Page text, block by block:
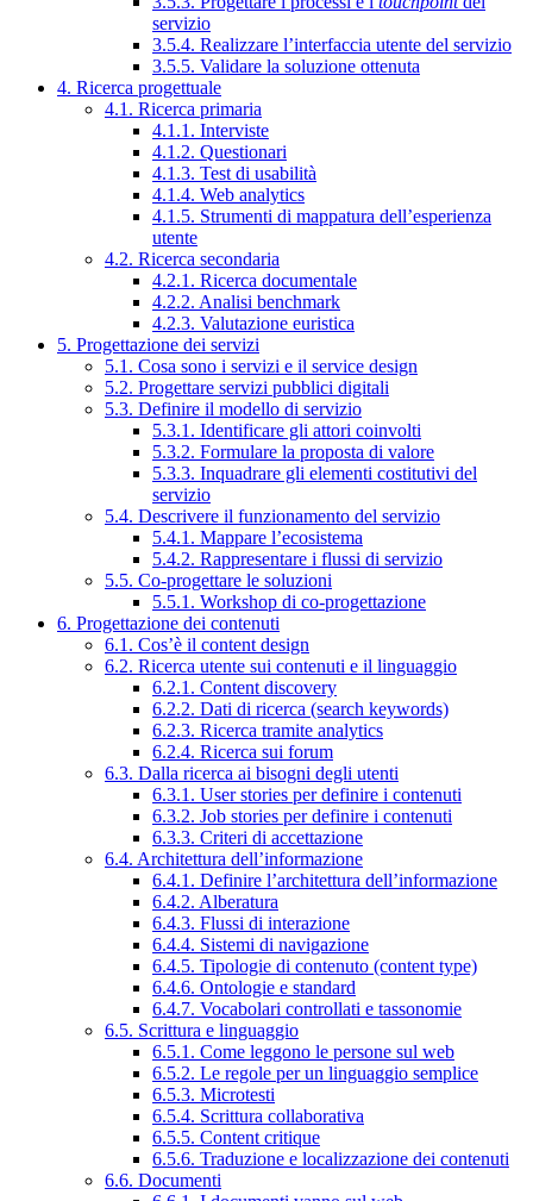
servizio
3.5.4. Realizzare l’interfaccia utente del servizio
3.5.5. Validare la soluzione ottenuta
4. Ricerca progettuale
4.1. Ricerca primaria
4.1.1. Interviste
4.1.2. Questionari
4.1.3. Test di usabilità
4.1.4. Web analytics
4.1.5. Strumenti di mappatura dell’esperienza
utente
4.2. Ricerca secondaria
4.2.1. Ricerca documentale
4.2.2. Analisi benchmark
4.2.3. Valutazione euristica
5. Progettazione dei servizi
5.1. Cosa sono i servizi e il service design
5.2. Progettare servizi pubblici digitali
5.3. Definire il modello di servizio
5.3.1. Identificare gli attori coinvolti
5.3.2. Formulare la proposta di valore
5.3.3. Inquadrare gli elementi costitutivi del
servizio
5.4. Descrivere il funzionamento del servizio
5.4.1. Mappare l’ecosistema
5.4.2. Rappresentare i flussi di servizio
5.5. Co-progettare le soluzioni
5.5.1. Workshop di co-progettazione
6. Progettazione dei contenuti
6.1. Cos’è il content design
6.2. Ricerca utente sui contenuti e il linguaggio
6.2.1. Content discovery
6.2.2. Dati di ricerca (search keywords)
6.2.3. Ricerca tramite analytics
6.2.4. Ricerca sui forum
6.3. Dalla ricerca ai bisogni degli utenti
6.3.1. User stories per definire i contenuti
6.3.2. Job stories per definire i contenuti
6.3.3. Criteri di accettazione
6.4. Architettura dell’informazione
6.4.1. Definire l’architettura dell’informazione
6.4.2. Alberatura
6.4.3. Flussi di interazione
6.4.4. Sistemi di navigazione
6.4.5. Tipologie di contenuto (content type)
6.4.6. Ontologie e standard
6.4.7. Vocabolari controllati e tassonomie
6.5. Scrittura e linguaggio
6.5.1. Come leggono le persone sul web
6.5.2. Le regole per un linguaggio semplice
6.5.3. Microtesti
6.5.4. Scrittura collaborativa
6.5.5. Content critique
6.5.6. Traduzione e localizzazione dei contenuti
6.6. Documenti